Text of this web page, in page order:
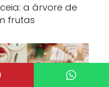
a árvore de
frutas